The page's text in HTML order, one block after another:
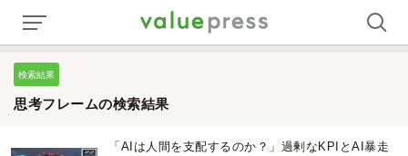
検索結果
思考フレームの検索結果
「AIは人間を支配するのか？」過剰なKPIとAI暴走